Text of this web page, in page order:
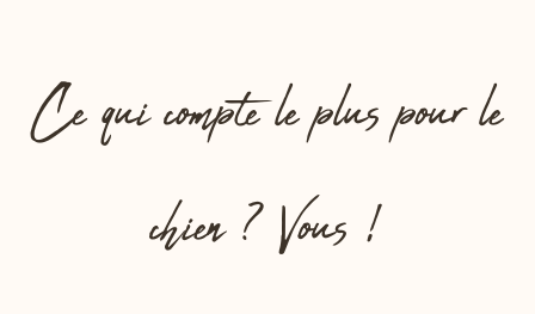
Ce qui compte le plus pour le
chien ? Vous !